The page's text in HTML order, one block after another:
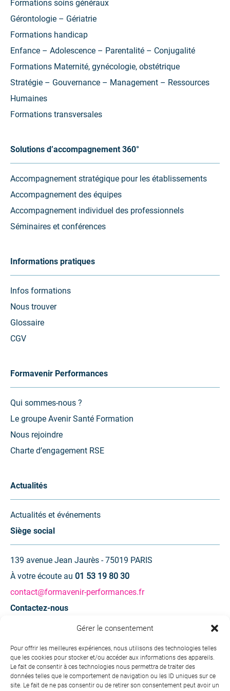
Gérer le consentement
Pour offrir les meilleures expériences, nous utilisons des technologies telles
que les cookies pour stocker et/ou accéder aux informations des appareils.
Le fait de consentir à ces technologies nous permettra de traiter des
données telles que le comportement de navigation ou les ID uniques sur ce
site. Le fait de ne pas consentir ou de retirer son consentement peut avoir un
Formations soins généraux
Gérontologie – Gériatrie
Formations handicap
Enfance – Adolescence – Parentalité – Conjugalité
Formations Maternité, gynécologie, obstétrique
Stratégie – Gouvernance – Management – Ressources
Humaines
Formations transversales
Solutions d’accompagnement 360°
Accompagnement stratégique pour les établissements
Accompagnement des équipes
Accompagnement individuel des professionnels
Séminaires et conférences
Informations pratiques
Infos formations
Nous trouver
Glossaire
CGV
Formavenir Performances
Qui sommes-nous ?
Le groupe Avenir Santé Formation
Nous rejoindre
Charte d’engagement RSE
Actualités
Actualités et événements
Siège social
139 avenue Jean Jaurès - 75019 PARIS
À votre écoute au 01 53 19 80 30
contact@formavenir-performances.fr
Contactez-nous
Contactez-nous